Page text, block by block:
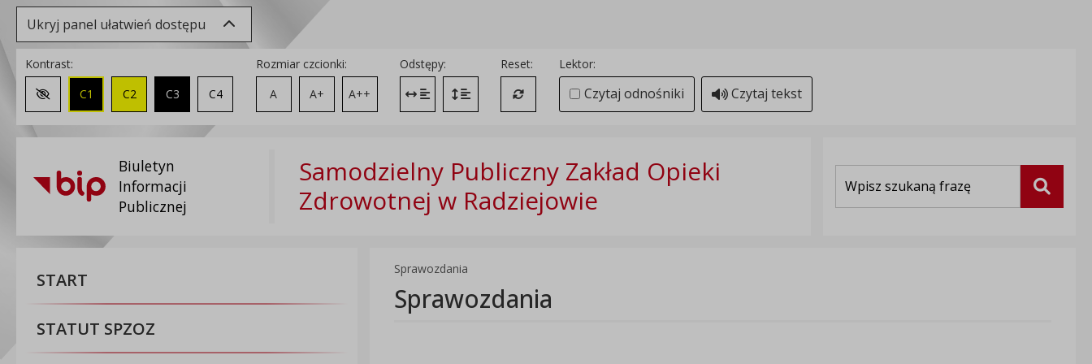
Ukryj panel ułatwień dostępu
Kontrast:
Zmień kontrast na domyślny
C1 C2 C3 C4
Rozmiar czcionki:
A
A+ A++
Odstępy:
Zmień odstęp między literami
Zmień interlinię i margines między paragrafami
Reset:
Przywróć ustawienia domyślne
Lektor:
Czytaj odnośniki Czytaj tekst
Biuletyn
Informacji
Publicznej
Samodzielny Publiczny Zakład Opieki
Zdrowotnej w Radziejowie
Szukaj
START
STATUT SPZOZ
Sprawozdania
Sprawozdania